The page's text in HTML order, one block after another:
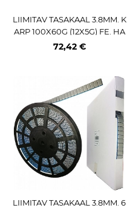
LIIMITAV TASAKAAL 3.8MM. K
ARP 100X60G (12X5G) FE. HA
LL. SPEEDLINER TEIP. 355 2.
72,42 €
LIIMITAV TASAKAAL 3.8MM. 6